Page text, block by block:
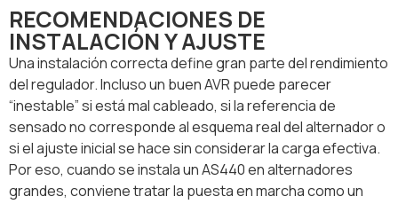
RECOMENDACIONES DE
INSTALACIÓN Y AJUSTE
Una instalación correcta define gran parte del rendimiento
del regulador. Incluso un buen AVR puede parecer
“inestable” si está mal cableado, si la referencia de
sensado no corresponde al esquema real del alternador o
si el ajuste inicial se hace sin considerar la carga efectiva.
Por eso, cuando se instala un AS440 en alternadores
grandes, conviene tratar la puesta en marcha como un